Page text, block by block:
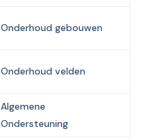
Onderhoud gebouwen
Onderhoud velden
Algemene
Ondersteuning